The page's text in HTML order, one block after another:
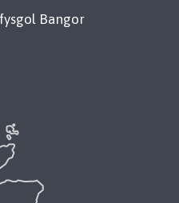
Bangor